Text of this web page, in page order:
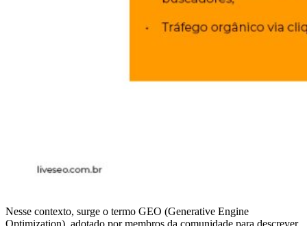
Nesse contexto, surge o termo GEO (Generative Engine
Optimization), adotado por membros da comunidade para descrever